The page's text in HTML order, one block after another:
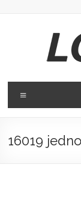
Loxsk
predaj
16019